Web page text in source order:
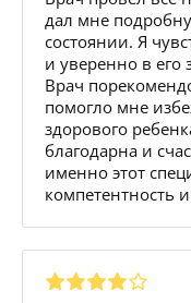
дал мне
состоянии. Я
и уверенно в его
Врач
помогло мне
здорового
благодарна и
именно этот
компетентность